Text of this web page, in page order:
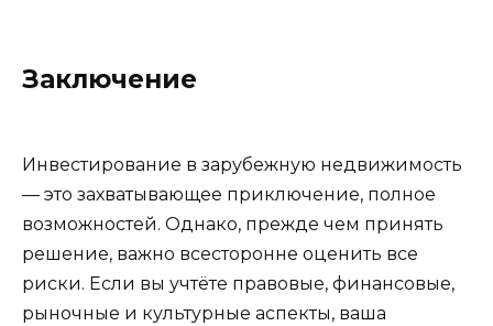
Заключение
Инвестирование в зарубежную недвижимость
— это захватывающее приключение, полное
возможностей. Однако, прежде чем принять
решение, важно всесторонне оценить все
риски. Если вы учтёте правовые, финансовые,
рыночные и культурные аспекты, ваша